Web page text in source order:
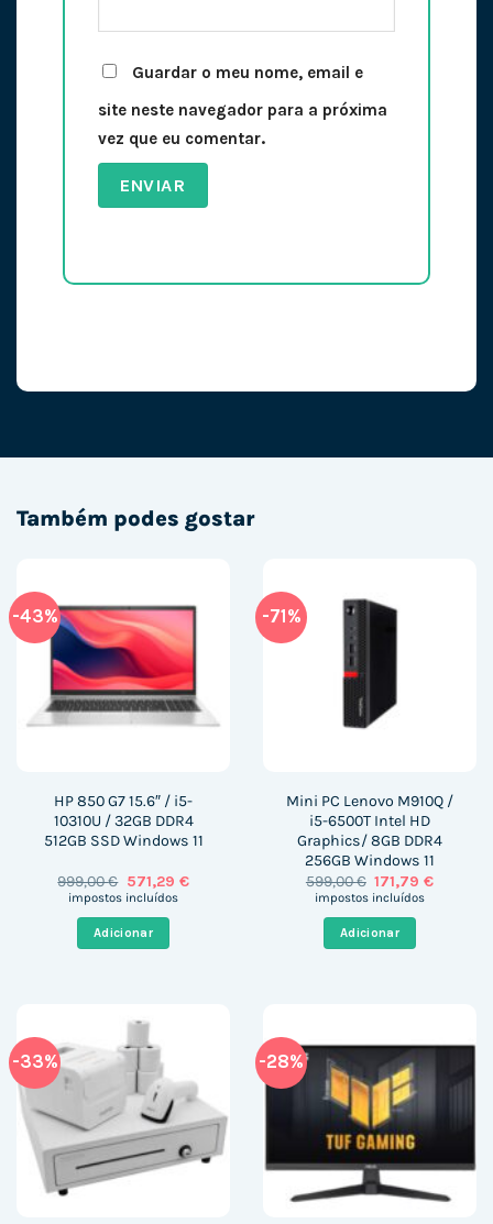
Guardar o meu nome, email e
site neste navegador para a próxima
vez que eu comentar.
Também podes gostar
-43%
HP 850 G7 15.6″ / i5-
10310U / 32GB DDR4
512GB SSD Windows 11
999,00€ O
preço
era:
999,00 €.
571,29 €O
impostos incluídos
Adicionar
-71%
Mini PC Lenovo M910Q /
i5-6500T Intel HD
Graphics/ 8GB DDR4
256GB Windows 11
599,00€ O
preço
era:
599,00 €.
171,79€O
impostos incluídos
Adicionar
-33% -28%